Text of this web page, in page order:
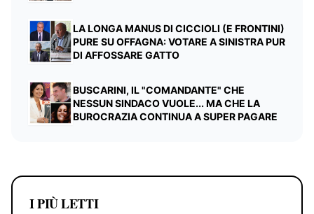
LA LONGA MANUS DI CICCIOLI (E FRONTINI)
PURE SU OFFAGNA: VOTARE A SINISTRA PUR
DI AFFOSSARE GATTO
BUSCARINI, IL "COMANDANTE" CHE
NESSUN SINDACO VUOLE... MA CHE LA
BUROCRAZIA CONTINUA A SUPER PAGARE
I PIÙ LETTI